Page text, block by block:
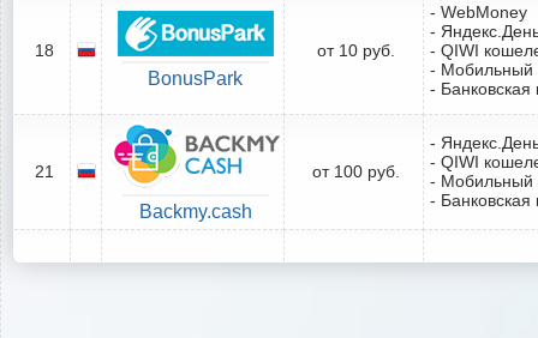
18
BonusPark
от 10 руб.
- WebMoney
-
- QIWI
- Мобильный
- Банковская
21
Backmy.cash
от 100 руб.
-
- QIWI
- Мобильный
- Банковская